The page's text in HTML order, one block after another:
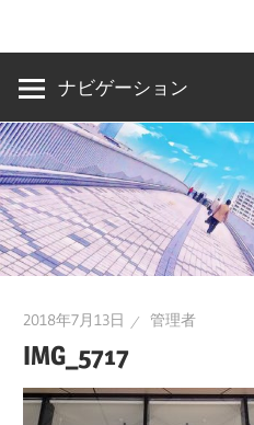
洲・
有
と
き
ど
き
お
～
ナビゲーション
2018年7月13日 管理者
IMG_5717